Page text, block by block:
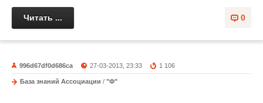
0
Читать ...
996d67df0d686ca 27-03-2013, 23:33 1 106
База знаний Ассоциации / "Ф"